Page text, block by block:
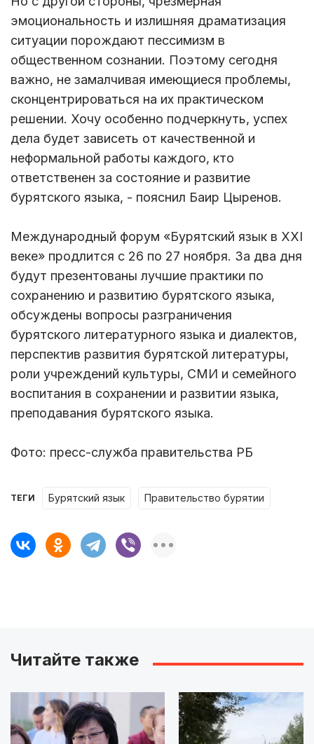
эмоциональность и излишняя драматизация
ситуации порождают пессимизм в
общественном сознании. Поэтому сегодня
важно, не замалчивая имеющиеся проблемы,
сконцентрироваться на их практическом
решении. Хочу особенно подчеркнуть, успех
дела будет зависеть от качественной и
неформальной работы каждого, кто
ответственен за состояние и развитие
бурятского языка, - пояснил Баир Цыренов.
Международный форум «Бурятский язык в ХХI
веке» продлится с 26 по 27 ноября. За два дня
будут презентованы лучшие практики по
сохранению и развитию бурятского языка,
обсуждены вопросы разграничения
бурятского литературного языка и диалектов,
перспектив развития бурятской литературы,
роли учреждений культуры, СМИ и семейного
воспитания в сохранении и развитии языка,
преподавания бурятского языка.
Фото: пресс-служба правительства РБ
ТЕГИ бурятский язык правительство бурятии
Читайте также